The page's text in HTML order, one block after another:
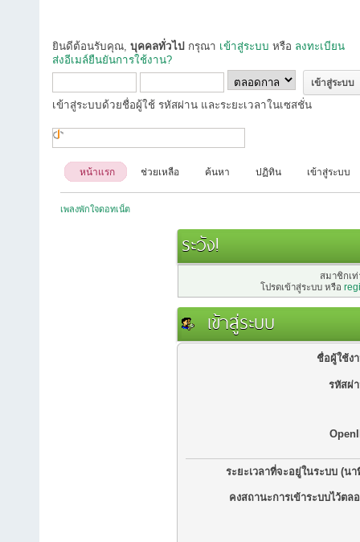
ยินดีต้อนรับคุณ, บุคคลทั่วไป กรุณา เข้าสู่ระบบ หรือ ลงทะเบียน
ส่งอีเมล์ยืนยันการใช้งาน?
เข้าสู่ระบบด้วยชื่อผู้ใช้ รหัสผ่าน และระยะเวลาในเซสชั่น
หน้าแรก ช่วยเหลือ ค้นหา ปฏิทิน เข้าสู่ระบบ
เพลงพักใจดอทเน็ต
ระวัง!
สมาชิกเ
โปรดเข้าสู่ระบบ หรือ
เข้าสู่ระบบ
ชื่อผู้ใช้ง
รหัสผ่
ระยะเวลาที่จะอยู่ในระบบ (นา
คงสถานะการเข้าระบบไว้ตล